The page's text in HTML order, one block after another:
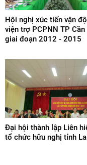
Hội nghị xúc tiến vận
viện trợ PCPNN TP Cần
giai đoạn 2012 - 2015
Đại hội thành lập Liên
tổ chức hữu nghị tỉnh